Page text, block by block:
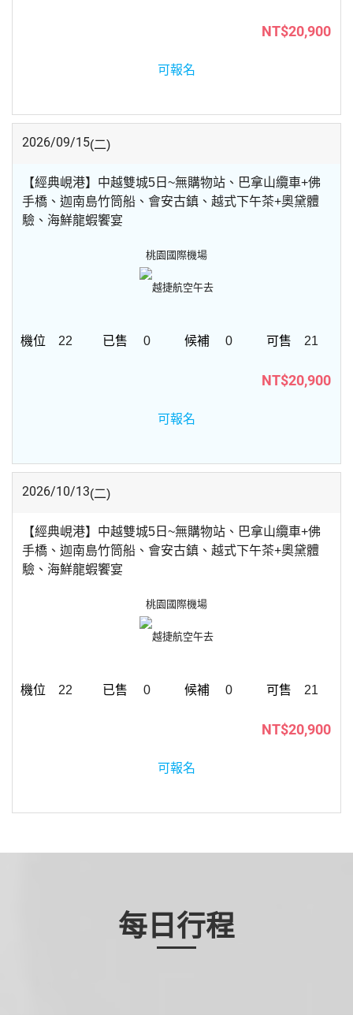
NT$20,900
可報名
2026/09/15(二)
【經典峴港】中越雙城5日~無購物站、巴拿山纜車+佛
手橋、迦南島竹筒船、會安古鎮、越式下午茶+奧黛體
驗、海鮮龍蝦饗宴
桃園國際機場
越捷航空午去
22 0 0 21
NT$20,900
可報名
2026/10/13(二)
【經典峴港】中越雙城5日~無購物站、巴拿山纜車+佛
手橋、迦南島竹筒船、會安古鎮、越式下午茶+奧黛體
驗、海鮮龍蝦饗宴
桃園國際機場
越捷航空午去
22 0 0 21
NT$20,900
可報名
每日行程